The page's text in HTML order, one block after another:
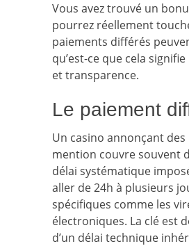
Vous avez trouvé un
pourrez réellement
paiements différés
qu’est-ce que cela
et transparence.
Le paiement
Un casino annonçant
mention couvre souvent
délai systématique
aller de 24h à plusieurs
spécifiques comme les
électroniques. La clé est
d’un délai technique